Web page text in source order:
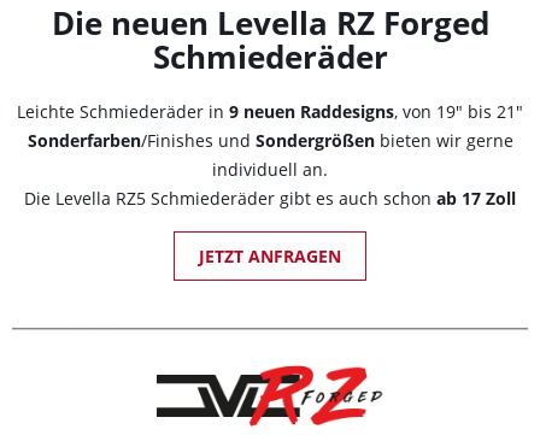
Die neuen Levella RZ Forged
Schmiederäder
Leichte Schmiederäder in 9 neuen Raddesigns, von 19" bis 21"
Sonderfarben/Finishes und Sondergrößenbieten wir gerne
individuell an.
Die Levella RZ5 Schmiederäder gibt es auch schon ab 17 Zoll
JETZT ANFRAGEN